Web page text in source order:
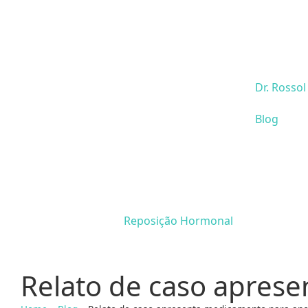
Dr. Rossol
Blog
Reposição Hormonal
Relato de caso